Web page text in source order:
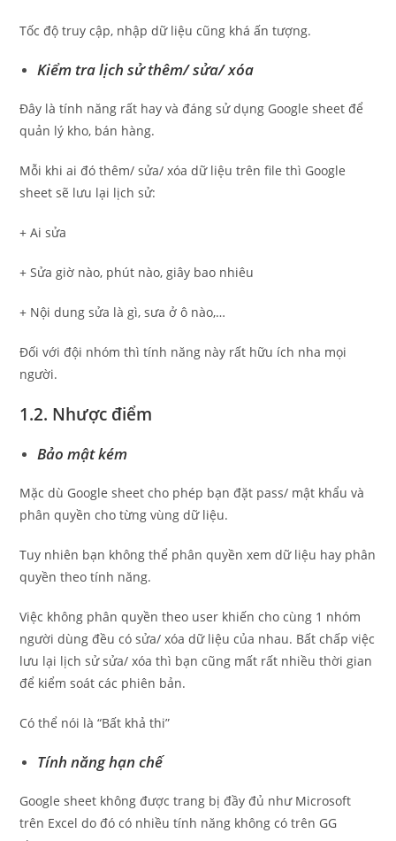
Tốc độ truy cập, nhập dữ liệu cũng khá ấn tượng.
Kiểm tra lịch sử thêm/ sửa/ xóa
Đây là tính năng rất hay và đáng sử dụng Google sheet để
quản lý kho, bán hàng.
Mỗi khi ai đó thêm/ sửa/ xóa dữ liệu trên file thì Google
sheet sẽ lưu lại lịch sử:
+ Ai sửa
+ Sửa giờ nào, phút nào, giây bao nhiêu
+ Nội dung sửa là gì, sưa ở ô nào,…
Đối với đội nhóm thì tính năng này rất hữu ích nha mọi
người.
1.2. Nhược điểm
Bảo mật kém
Mặc dù Google sheet cho phép bạn đặt pass/ mật khẩu và
phân quyền cho từng vùng dữ liệu.
Tuy nhiên bạn không thể phân quyền xem dữ liệu hay phân
quyền theo tính năng.
Việc không phân quyền theo user khiến cho cùng 1 nhóm
người dùng đều có sửa/ xóa dữ liệu của nhau. Bất chấp việc
lưu lại lịch sử sửa/ xóa thì bạn cũng mất rất nhiều thời gian
để kiểm soát các phiên bản.
Có thể nói là “Bất khả thi”
Tính năng hạn chế
Google sheet không được trang bị đầy đủ như Microsoft
trên Excel do đó có nhiều tính năng không có trên GG